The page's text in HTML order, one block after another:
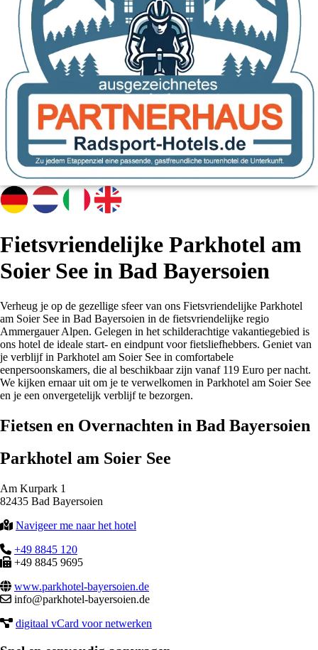
Fietsvriendelijke Parkhotel am
Soier See in Bad Bayersoien
Verheug je op de gezellige sfeer van ons Fietsvriendelijke Parkhotel
am Soier See in Bad Bayersoien in de fietsvriendelijke regio
Ammergauer Alpen. Gelegen in het schilderachtige vakantiegebied is
ons hotel de ideale start- en eindpunt voor fietsliefhebbers. Geniet van
je verblijf in Parkhotel am Soier See in comfortabele
eenpersoonskamers, die al beschikbaar zijn vanaf 119 Euro per nacht.
We kijken ernaar uit om je te verwelkomen in Parkhotel am Soier See
en je een onvergetelijk verblijf te bezorgen.
Fietsen en Overnachten in Bad Bayersoien
Parkhotel am Soier See
Am Kurpark 1
82435 Bad Bayersoien
Navigeer me naar het hotel
+49 8845 120
+49 8845 9695
www.parkhotel-bayersoien.de
info@parkhotel-bayersoien.de
digitaal vCard voor netwerken